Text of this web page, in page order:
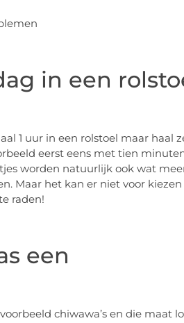
in een
1 uur in een rolstoel maar haal
eerst eens met tien
worden natuurlijk ook wat
Maar het kan er niet voor
raden!
een
chiwawa’s en die maat